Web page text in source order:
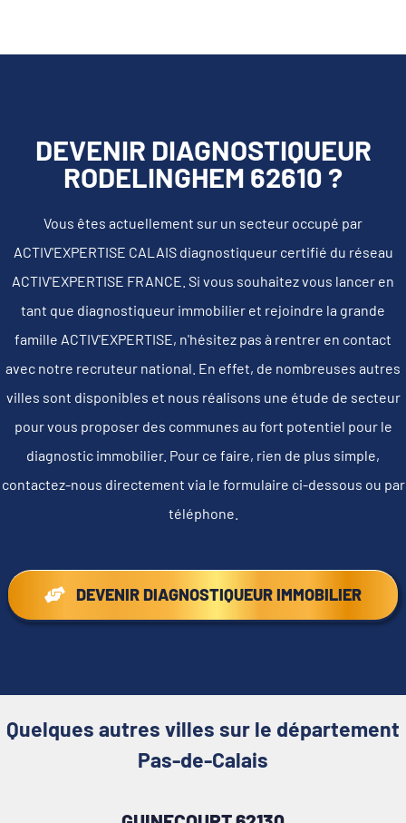
DEVENIR DIAGNOSTIQUEUR
RODELINGHEM 62610 ?
Vous êtes actuellement sur un secteur occupé par
ACTIV'EXPERTISE CALAIS diagnostiqueur certifié du réseau
ACTIV'EXPERTISE FRANCE. Si vous souhaitez vous lancer en
tant que diagnostiqueur immobilier et rejoindre la grande
famille ACTIV'EXPERTISE, n'hésitez pas à rentrer en contact
avec notre recruteur national. En effet, de nombreuses autres
villes sont disponibles et nous réalisons une étude de secteur
pour vous proposer des communes au fort potentiel pour le
diagnostic immobilier. Pour ce faire, rien de plus simple,
contactez-nous directement via le formulaire ci-dessous ou par
téléphone.
DEVENIR DIAGNOSTIQUEUR IMMOBILIER
Quelques autres villes sur le département
Pas-de-Calais